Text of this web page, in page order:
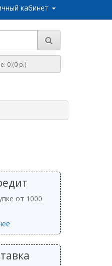
кабинет
0 (0 р.)
от 1000